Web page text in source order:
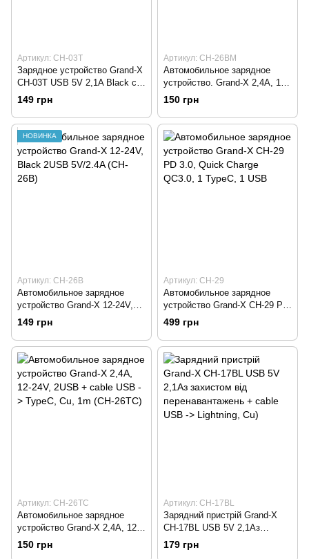
Артикул: CH-03T
Зарядное устройство Grand-X
CH-03T USB 5V 2,1A Black с
защитой от перегрузки + cable
USB -> Type C, Cu, 3A, TPE,
1m
149 грн
Артикул: CH-26BM
Автомобильное зарядное
устройство. Grand-X 2,4A, 12-
24V, Black 2USB 5V/2.1A + DC
cable USB/Micro USB,1m ,(CH-
26M)
150 грн
НОВИНКА
Артикул: CH-26B
Автомобильное зарядное
устройство Grand-X 12-24V,
Black 2USB 5V/2.4A (CH-26B)
149 грн
Артикул: CH-29
Автомобильное зарядное
устройство Grand-X CH-29 PD
3.0, Quick Charge QС3.0, 1
TypeC, 1 USB
499 грн
Артикул: CH-26TC
Автомобильное зарядное
устройство Grand-X 2,4A, 12-
24V, 2USB + cable USB ->
TypeC, Cu, 1m (CH-26TC)
150 грн
Артикул: CH-17BL
Зарядний пристрій Grand-X
CH-17BL USB 5V 2,1Aз
захистом від
перенавантажень + cable USB
179 грн